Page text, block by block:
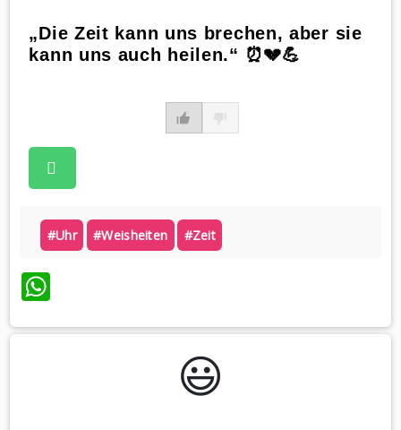
„Die Zeit kann uns brechen, aber sie
kann uns auch heilen.“ ⏰💔💪
#uhr #weisheiten #zeit
WhatsApp
😃️